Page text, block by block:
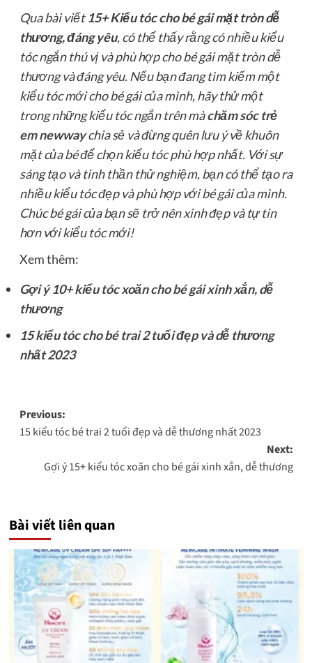
Qua bài viết15+ Kiểu tóc cho bé gái mặt tròn dễ
thương, đáng yêu, có thể thấy rằng có nhiều kiểu
tóc ngắn thú vị và phù hợp cho bé gái mặt tròn dễ
thương và đáng yêu. Nếu bạn đang tìm kiếm một
kiểu tóc mới cho bé gái của mình, hãy thử một
trong những kiểu tóc ngắn trên màchăm sóc trẻ
em newwaychia sẻ và đừng quên lưu ý về khuôn
mặt của bé để chọn kiểu tóc phù hợp nhất. Với sự
sáng tạo và tinh thần thử nghiệm, bạn có thể tạo ra
nhiều kiểu tóc đẹp và phù hợp với bé gái của mình.
Chúc bé gái của bạn sẽ trở nên xinh đẹp và tự tin
hơn với kiểu tóc mới!
Xem thêm:
Gợi ý 10+ kiểu tóc xoăn cho bé gái xinh xắn, dễ
thương
15 kiểu tóc cho bé trai 2 tuổi đẹp và dễ thương
nhất 2023
Post
navigation
Previous:
15 kiểu tóc bé trai 2 tuổi đẹp và dễ thương nhất 2023
Next:
Gợi ý 15+ kiểu tóc xoăn cho bé gái xinh xắn, dễ thương
Bài viết liên quan